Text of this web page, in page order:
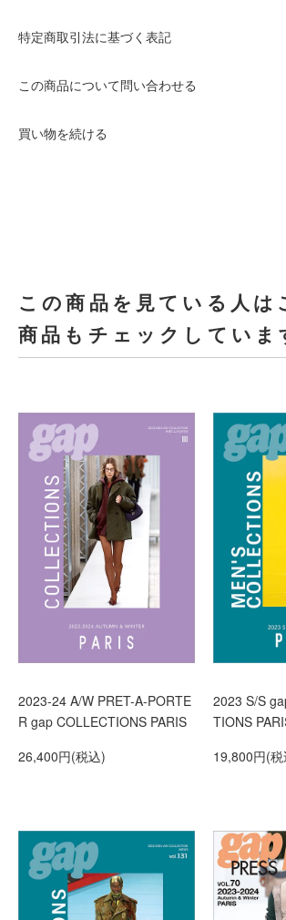
特定商取引法に基づく表記
この商品について問い合わせる
買い物を続ける
この商品を見ている人は
商品もチェックしていま
2023-24 A/W PRET-A-PORTE
R gap COLLECTIONS PARIS
26,400円(税込)
2023 S/S
TIONS
19,800円(税